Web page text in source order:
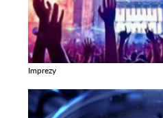
Imprezy